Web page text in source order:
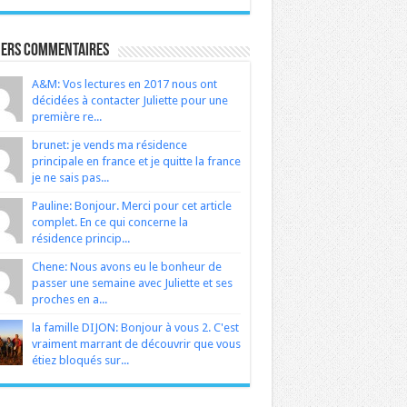
Commentaires
A&M: Vos lectures en 2017 nous ont
décidées à contacter Juliette pour une
première re...
brunet: je vends ma résidence
principale en france et je quitte la france
je ne sais pas...
Pauline: Bonjour. Merci pour cet article
complet. En ce qui concerne la
résidence princip...
Chene: Nous avons eu le bonheur de
passer une semaine avec Juliette et ses
proches en a...
la famille DIJON: Bonjour à vous 2. C'est
vraiment marrant de découvrir que vous
étiez bloqués sur...